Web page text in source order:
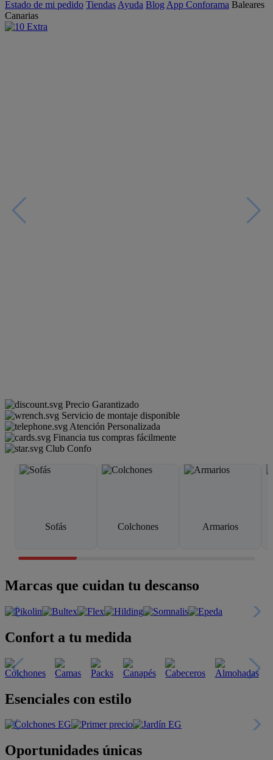
Estado de mi pedido Tiendas Ayuda Blog App Conforama Baleares
Canarias
Precio Garantizado
Servicio de montaje disponible
Atención Personalizada
Financia tus compras fácilmente
Club Confo
Sofás Colchones Armarios
Marcas que cuidan tu descanso
Confort a tu medida
Esenciales con estilo
Oportunidades únicas